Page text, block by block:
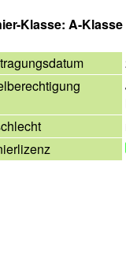
Klasse: A-